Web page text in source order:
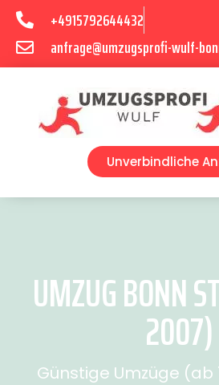
+4915792644432
anfrage@umzugsprofi-wulf-
Unverbindliche
UMZUG BONN
2007)
Günstige Umzüge (ab